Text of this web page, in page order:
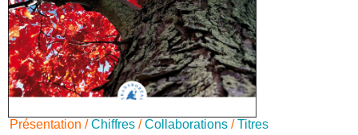
Présentation /Chiffres /Collaborations /Titres